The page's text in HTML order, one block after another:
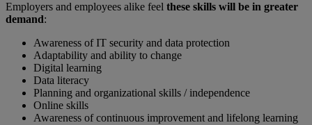
Employers and employees alike feel these skills will be in greater
demand:
Awareness of IT security and data protection
Adaptability and ability to change
Digital learning
Data literacy
Planning and organizational skills / independence
Online skills
Awareness of continuous improvement and lifelong learning